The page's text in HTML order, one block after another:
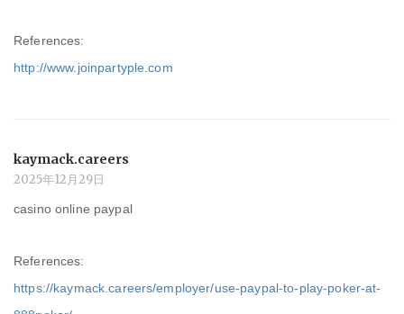
References:
http://www.joinpartyple.com
kaymack.careers
2025年12月29日
casino online paypal
References:
https://kaymack.careers/employer/use-paypal-to-play-poker-at-